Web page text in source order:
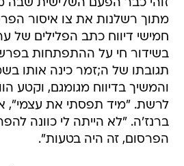
זוהי כבר הפעם השלישית שבה
מתוך רשלנות את צו איסור
בשידור חי על ההתפתחות
תגובתו של ה;זמר כינה אותו
והמשיך בדיווח מגומגם, וקטע
לרשת. "מיד תפסתי את עצמי",
ברנז'ה. "לא הייתה לי כוונה
הפרסום, זה היה בטעות".